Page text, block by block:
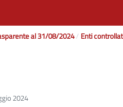
al 31/08/2024 Enti
2024